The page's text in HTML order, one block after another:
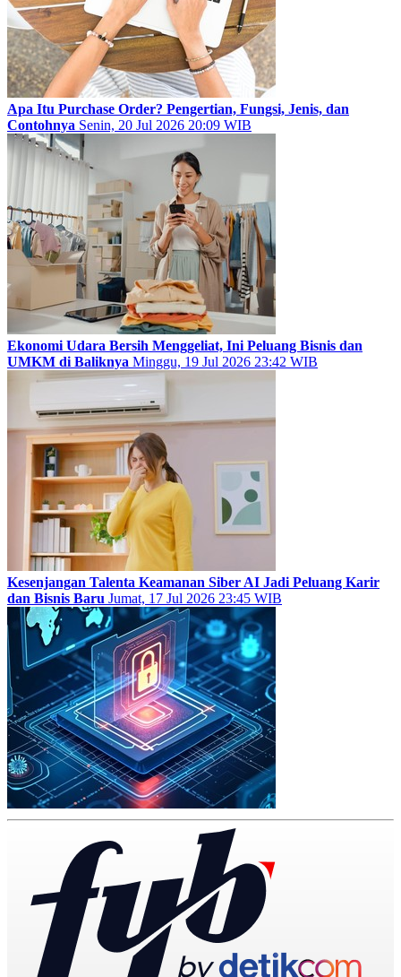
Apa Itu Purchase Order? Pengertian, Fungsi, Jenis, dan
Contohnya Senin, 20 Jul 2026 20:09 WIB
Ekonomi Udara Bersih Menggeliat, Ini Peluang Bisnis dan
UMKM di Baliknya Minggu, 19 Jul 2026 23:42 WIB
Kesenjangan Talenta Keamanan Siber AI Jadi Peluang Karir
dan Bisnis Baru Jumat, 17 Jul 2026 23:45 WIB